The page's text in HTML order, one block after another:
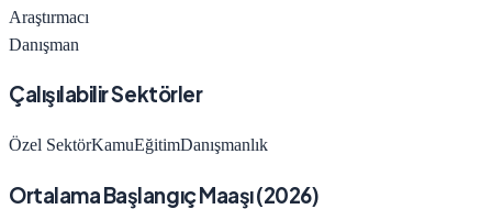
Araştırmacı
Danışman
Çalışılabilir Sektörler
Özel SektörKamuEğitimDanışmanlık
Ortalama Başlangıç Maaşı (2026)